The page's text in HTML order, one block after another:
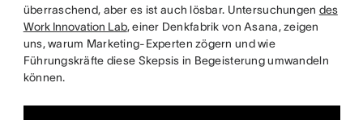
überraschend, aber es ist auch lösbar. Untersuchungen des
Work Innovation Lab, einer Denkfabrik von Asana, zeigen
uns, warum Marketing-Experten zögern und wie
Führungskräfte diese Skepsis in Begeisterung umwandeln
können.